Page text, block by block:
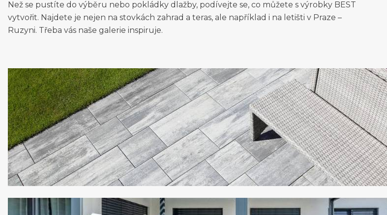
Než se pustíte do výběru nebo pokládky dlažby, podívejte se, co můžete s výrobky BEST
vytvořit. Najdete je nejen na stovkách zahrad a teras, ale například i na letišti v Praze –
Ruzyni. Třeba vás naše galerie inspiruje.